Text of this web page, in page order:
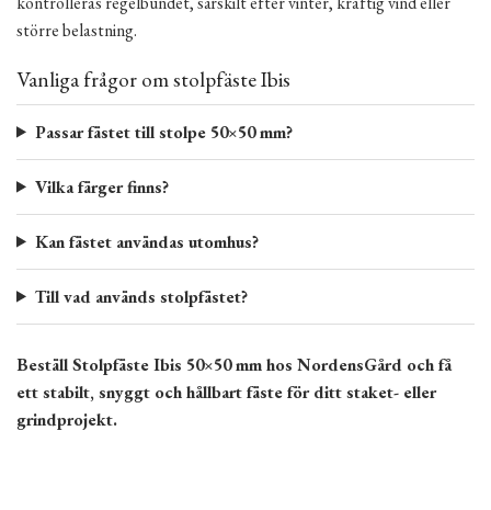
större belastning.
Vanliga frågor om stolpfäste Ibis
Passar fästet till stolpe 50×50 mm?
Vilka färger finns?
Kan fästet användas utomhus?
Till vad används stolpfästet?
Beställ Stolpfäste Ibis 50×50 mm hos NordensGård och få
ett stabilt, snyggt och hållbart fäste för ditt staket- eller
grindprojekt.